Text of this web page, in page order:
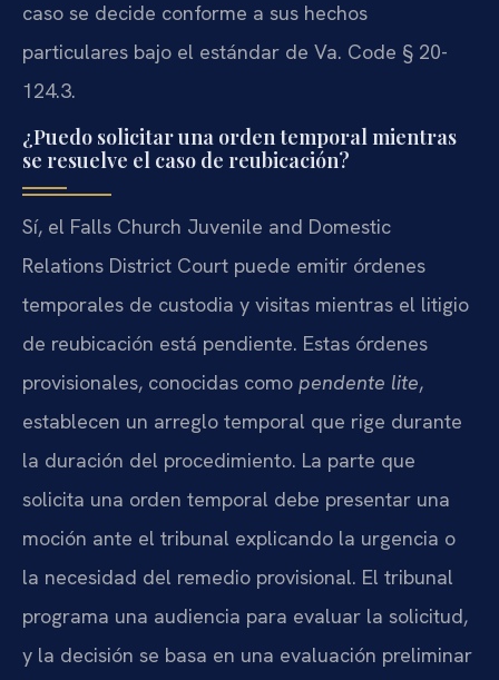
caso se decide conforme a sus hechos
particulares bajo el estándar de Va. Code § 20-
124.3.
¿Puedo solicitar una orden temporal mientras
se resuelve el caso de reubicación?
Sí, el Falls Church Juvenile and Domestic
Relations District Court puede emitir órdenes
temporales de custodia y visitas mientras el litigio
de reubicación está pendiente. Estas órdenes
provisionales, conocidas como pendente lite,
establecen un arreglo temporal que rige durante
la duración del procedimiento. La parte que
solicita una orden temporal debe presentar una
moción ante el tribunal explicando la urgencia o
la necesidad del remedio provisional. El tribunal
programa una audiencia para evaluar la solicitud,
y la decisión se basa en una evaluación preliminar